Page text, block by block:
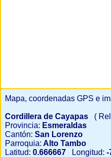
Mapa, coordenadas GPS e
Cordillera de Cayapas
(
Provincia: Esmeraldas
Cantón: San Lorenzo
Parroquia: Alto Tambo
Latitud: 0.666667 Longitud: -